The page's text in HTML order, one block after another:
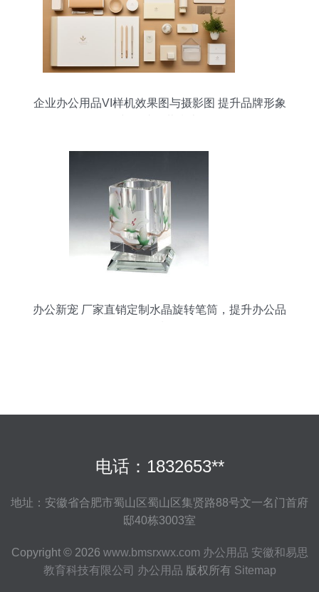
企业办公用品VI样机效果图与摄影图 提升品牌形象
办公新宠 厂家直销定制水晶旋转笔筒，提升办公品
电话：1832653**
地址：安徽省合肥市蜀山区蜀山区集贤路88号文一名门首府
邸40栋3003室
Copyright © 2026 www.bmsrxwx.com 办公用品 安徽和易思
教育科技有限公司 办公用品 版权所有 Sitemap